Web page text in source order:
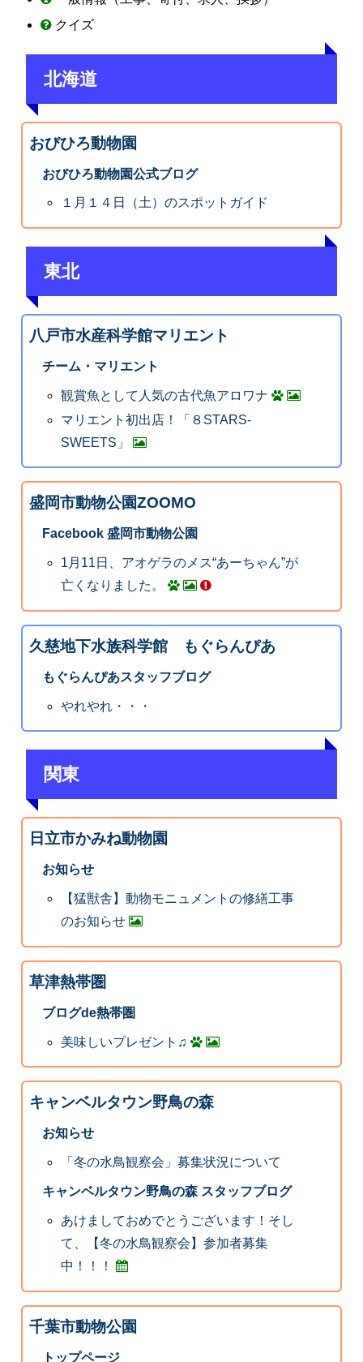
クイズ
北海道
おびひろ動物園
おびひろ動物園公式ブログ
１月１４日（土）のスポットガイド
東北
八戸市水産科学館マリエント
チーム・マリエント
観賞魚として人気の古代魚アロワナ
マリエント初出店！「８STARS-
SWEETS」
盛岡市動物公園ZOOMO
Facebook 盛岡市動物公園
1月11日、アオゲラのメス“あーちゃん”が
亡くなりました。
久慈地下水族科学館 もぐらんぴあ
もぐらんぴあスタッフブログ
やれやれ・・・
関東
日立市かみね動物園
お知らせ
【猛獣舎】動物モニュメントの修繕工事
のお知らせ
草津熱帯圏
ブログde熱帯圏
美味しいプレゼント♫
キャンベルタウン野鳥の森
お知らせ
「冬の水鳥観察会」募集状況について
キャンベルタウン野鳥の森 スタッフブログ
あけましておめでとうございます！そし
て、【冬の水鳥観察会】参加者募集
中！！！
千葉市動物公園
トップページ